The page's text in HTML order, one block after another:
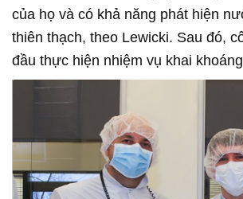
của họ và có khả năng phát hiện
thiên thạch, theo Lewicki. Sau đó,
đầu thực hiện nhiệm vụ khai